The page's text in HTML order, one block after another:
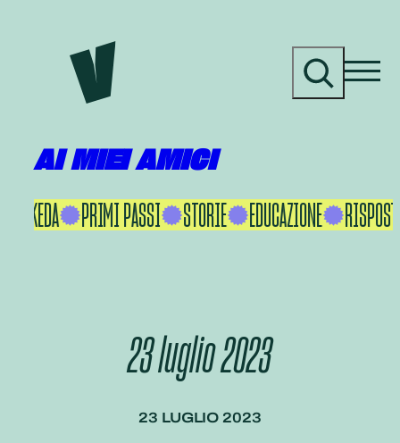
contenuto
r
AI MIEI AMICI
IKEDA PRIMI PASSI STORIE EDUCAZIONE
23 luglio 2023
23 LUGLIO 2023